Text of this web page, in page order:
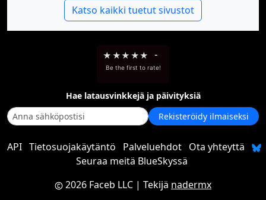
Katso kaikki tuetut sivustot
★ ★★ ★★ -
Be the first to rate!
Hae latausvinkkejä ja päivityksiä
Rekisteröidy ilmaiseksi
API Tietosuojakäytäntö Palveluehdot Ota yhteyttä
Seuraa meitä BlueSkyssä
2026 Faceb LLC | Tekijä nadermx